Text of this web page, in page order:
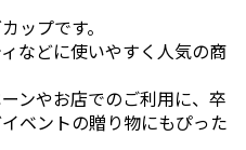
ップです。
などに使いやすく人気の商
ンやお店でのご利用に、卒
ベントの贈り物にもぴった